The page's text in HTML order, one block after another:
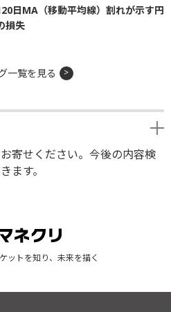
日MA（移動平均線）割れが示す円
損失
一覧を見る
寄せください。今後の内容検
ます。
ットを知り、未来を描く